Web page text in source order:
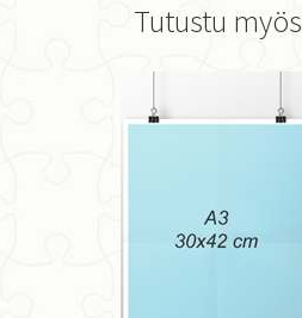
Tutustu myös